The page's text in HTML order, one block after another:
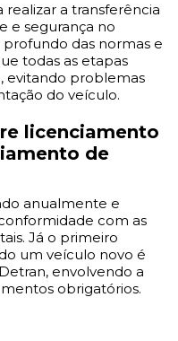
a transferência
e segurança no
das normas e
todas as etapas
evitando problemas
do veículo.
licenciamento
de
anualmente e
com as
Já o primeiro
um veículo novo é
envolvendo a
obrigatórios.